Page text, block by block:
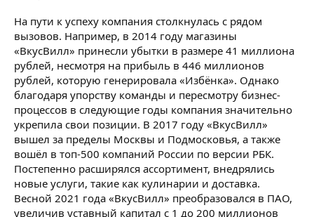
На пути к успеху компания столкнулась с рядом
вызовов. Например, в 2014 году магазины
«ВкусВилл» принесли убытки в размере 41 миллиона
рублей, несмотря на прибыль в 446 миллионов
рублей, которую генерировала «Избёнка». Однако
благодаря упорству команды и пересмотру бизнес-
процессов в следующие годы компания значительно
укрепила свои позиции. В 2017 году «ВкусВилл»
вышел за пределы Москвы и Подмосковья, а также
вошёл в топ-500 компаний России по версии РБК.
Постепенно расширялся ассортимент, внедрялись
новые услуги, такие как кулинарии и доставка.
Весной 2021 года «ВкусВилл» преобразовался в ПАО,
увеличив уставный капитал с 1 до 200 миллионов